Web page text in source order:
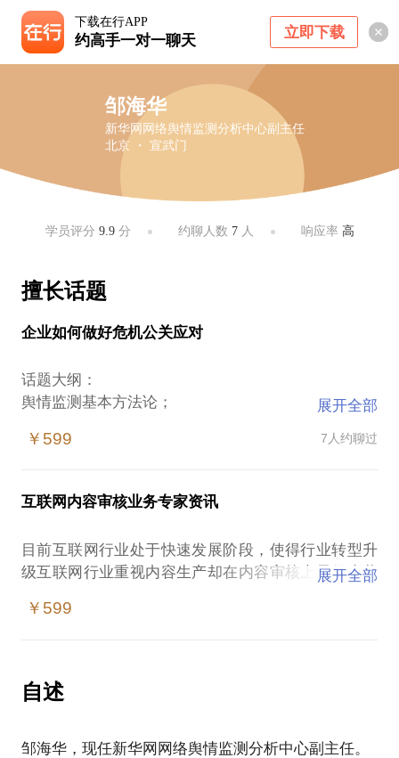
下载在行APP
约高手一对一聊天 立即下载
邹海华
新华网网络舆情监测分析中心副主任
北京 ・ 宣武门
学员评分 9.9分 约聊人数 7人 响应率 高
擅长话题
企业如何做好危机公关应对
话题大纲：
舆情监测基本方法论；
舆情分析研判及技巧；
媒体接待流程；
网络环境概况；
危机传播路径；
展开全部
￥599 7人约聊过
互联网内容审核业务专家资讯
目前互联网行业处于快速发展阶段，使得行业转型升
级互联网行业重视内容生产却在内容审核上显得疲劳
资，作为资深媒体人可针对此类业务作详细专业剖析
展开全部
￥599
自述
邹海华，现任新华网网络舆情监测分析中心副主任。